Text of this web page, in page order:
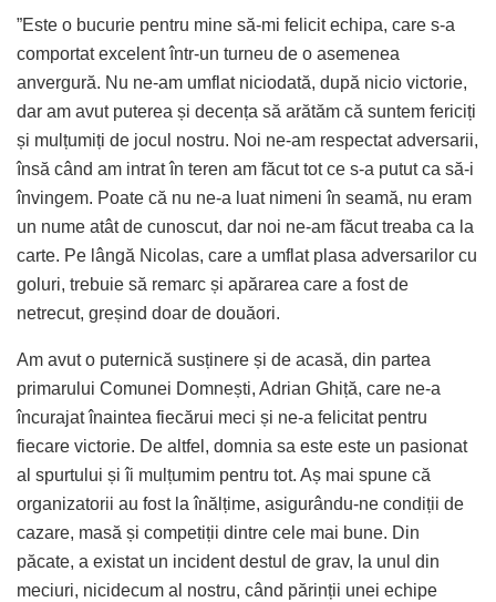
”Este o bucurie pentru mine să-mi felicit echipa, care s-a
comportat excelent într-un turneu de o asemenea
anvergură. Nu ne-am umflat niciodată, după nicio victorie,
dar am avut puterea și decența să arătăm că suntem fericiți
și mulțumiți de jocul nostru. Noi ne-am respectat adversarii,
însă când am intrat în teren am făcut tot ce s-a putut ca să-i
învingem. Poate că nu ne-a luat nimeni în seamă, nu eram
un nume atât de cunoscut, dar noi ne-am făcut treaba ca la
carte. Pe lângă Nicolas, care a umflat plasa adversarilor cu
goluri, trebuie să remarc și apărarea care a fost de
netrecut, greșind doar de douăori.
Am avut o puternică susținere și de acasă, din partea
primarului Comunei Domnești, Adrian Ghiță, care ne-a
încurajat înaintea fiecărui meci și ne-a felicitat pentru
fiecare victorie. De altfel, domnia sa este este un pasionat
al spurtului și îi mulțumim pentru tot. Aș mai spune că
organizatorii au fost la înălțime, asigurându-ne condiții de
cazare, masă și competiții dintre cele mai bune. Din
păcate, a existat un incident destul de grav, la unul din
meciuri, nicidecum al nostru, când părinții unei echipe